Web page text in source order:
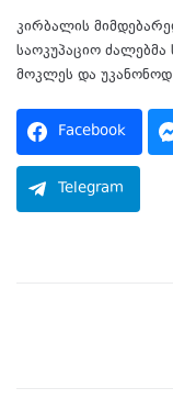
კირბალის
საოკუპაციო
მოკლეს და
Facebook
Telegram